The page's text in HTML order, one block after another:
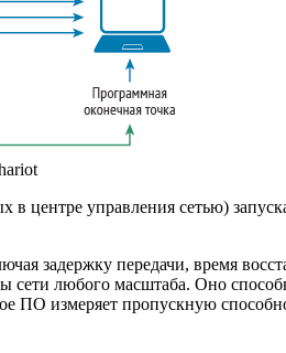
центре управления сетью)
задержку передачи, время
любого масштаба. Оно
ПО измеряет пропускную